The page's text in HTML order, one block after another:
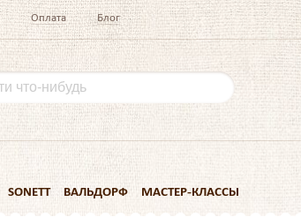
Оплата Блог
SONETT ВАЛЬДОРФ МАСТЕР-КЛАССЫ